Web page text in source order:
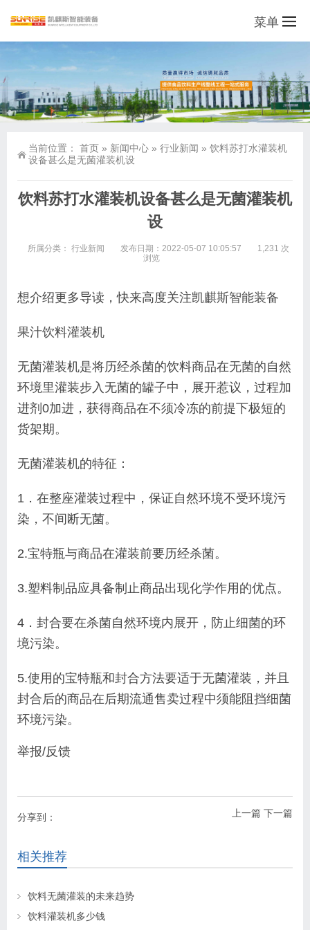
菜单
当前位置： 首页 » 新闻中心 » 行业新闻 » 饮料苏打水灌装机
设备甚么是无菌灌装机设
饮料苏打水灌装机设备甚么是无菌灌装机
设
所属分类： 行业新闻 发布日期：2022-05-07 10:05:57
1,231 次
浏览
想介绍更多导读，快来高度关注凯麒斯智能装备
果汁饮料灌装机
无菌灌装机是将历经杀菌的饮料商品在无菌的自然
环境里灌装步入无菌的罐子中，展开惹议，过程加
进剂0加进，获得商品在不须冷冻的前提下极短的
货架期。
无菌灌装机的特征：
1．在整座灌装过程中，保证自然环境不受环境污
染，不间断无菌。
2.宝特瓶与商品在灌装前要历经杀菌。
3.塑料制品应具备制止商品出现化学作用的优点。
4．封合要在杀菌自然环境内展开，防止细菌的环
境污染。
5.使用的宝特瓶和封合方法要适于无菌灌装，并且
封合后的商品在后期流通售卖过程中须能阻挡细菌
环境污染。
举报/反馈
上一篇 下一篇
分享到：
相关推荐
饮料无菌灌装的未来趋势
饮料灌装机多少钱